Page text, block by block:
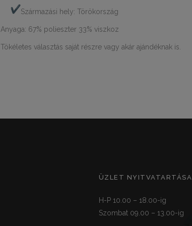
Származási hely: Törökország
Anyaga: 67% polieszter 33% viszkoz
Tökéletes választás saját részre vagy akár ajándéknak is.
ÜZLET NYITVATARTÁSA
H-P 10.00 – 18.00-ig
Szombat 09.00 – 13.00-ig